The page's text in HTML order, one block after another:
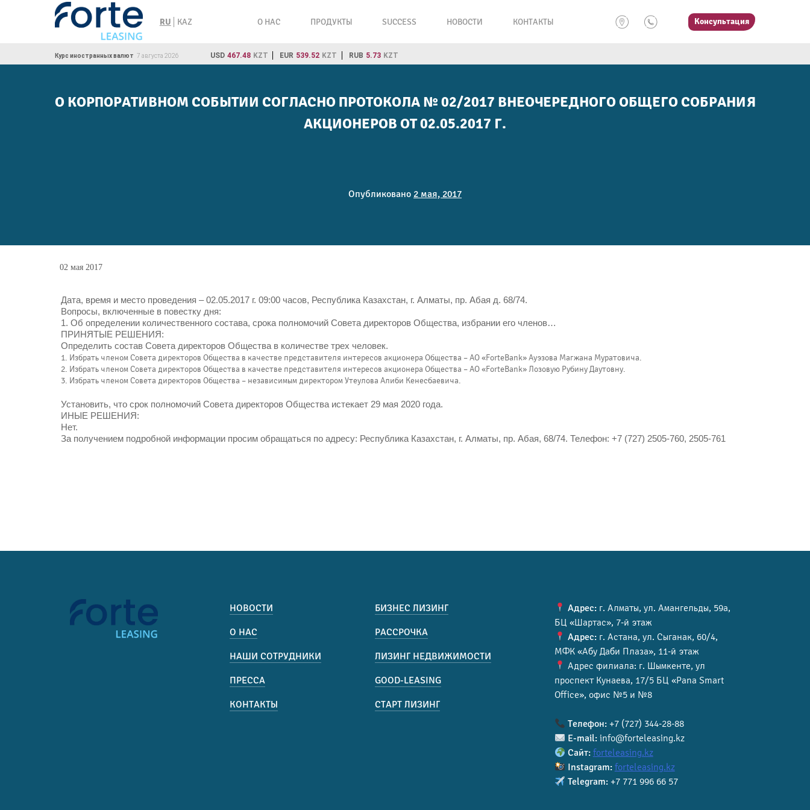
RU KAZ О НАС ПРОДУКТЫ SUCCESS НОВОСТИ КОНТАКТЫ Консультация
Курс иностранных валют 7 августа 2026 USD 467.48 KZT EUR 539.52 KZT RUB 5.73 KZT
О КОРПОРАТИВНОМ СОБЫТИИ СОГЛАСНО ПРОТОКОЛА № 02/2017 ВНЕОЧЕРЕДНОГО ОБЩЕГО СОБРАНИЯ
АКЦИОНЕРОВ ОТ 02.05.2017 Г.
Опубликовано 2 мая, 2017
02 мая 2017
Дата, время и место проведения – 02.05.2017 г. 09:00 часов, Республика Казахстан, г. Алматы, пр. Абая д. 68/74.
Вопросы, включенные в повестку дня:
1. Об определении количественного состава, срока полномочий Совета директоров Общества, избрании его членов…
ПРИНЯТЫЕ РЕШЕНИЯ:
Определить состав Совета директоров Общества в количестве трех человек.
1. Избрать членом Совета директоров Общества в качестве представителя интересов акционера Общества – АО «ForteBank» Ауэзова Магжана Муратовича.
2. Избрать членом Совета директоров Общества в качестве представителя интересов акционера Общества – АО «ForteBank» Лозовую Рубину Даутовну.
3. Избрать членом Совета директоров Общества – независимым директором Утеулова Алиби Кенесбаевича.
Установить, что срок полномочий Совета директоров Общества истекает 29 мая 2020 года.
ИНЫЕ РЕШЕНИЯ:
Нет.
За получением подробной информации просим обращаться по адресу: Республика Казахстан, г. Алматы, пр. Абая, 68/74. Телефон: +7 (727) 2505-760, 2505-761
НОВОСТИ
О НАС
НАШИ СОТРУДНИКИ
ПРЕССА
КОНТАКТЫ
БИЗНЕС ЛИЗИНГ
РАССРОЧКА
ЛИЗИНГ НЕДВИЖИМОСТИ
GOOD-LEASING
СТАРТ ЛИЗИНГ
Адрес:г. Алматы, ул. Амангельды, 59а,
БЦ «Шартас», 7-й этаж
Адрес:г. Астана, ул. Сыганак, 60/4,
МФК «Абу Даби Плаза», 11-й этаж
Адрес филиала: г. Шымкенте, ул
проспект Кунаева, 17/5 БЦ «Pana Smart
Office», офис №5 и №8
Телефон:+7 (727) 344-28-88
E-mail:info@forteleasing.kz
Сайт: forteleasing.kz
Instagram: forteleasing.kz
Telegram:+7 771 996 66 57